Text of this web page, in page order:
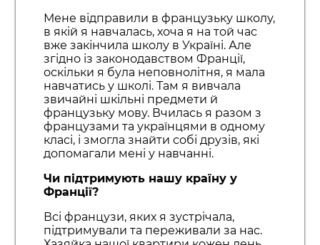
Мене відправили в французьку школу,
в якій я навчалась, хоча я на той час
вже закінчила школу в Україні. Але
згідно із законодавством Франції,
оскільки я була неповнолітня, я мала
навчатись у школі. Там я вивчала
звичайні шкільні предмети й
французьку мову. Вчилась я разом з
французами та українцями в одному
класі, і змогла знайти собі друзів, які
допомагали мені у навчанні.
Чи підтримують нашу країну у
Франції?
Всі французи, яких я зустрічала,
підтримували та переживали за нас.